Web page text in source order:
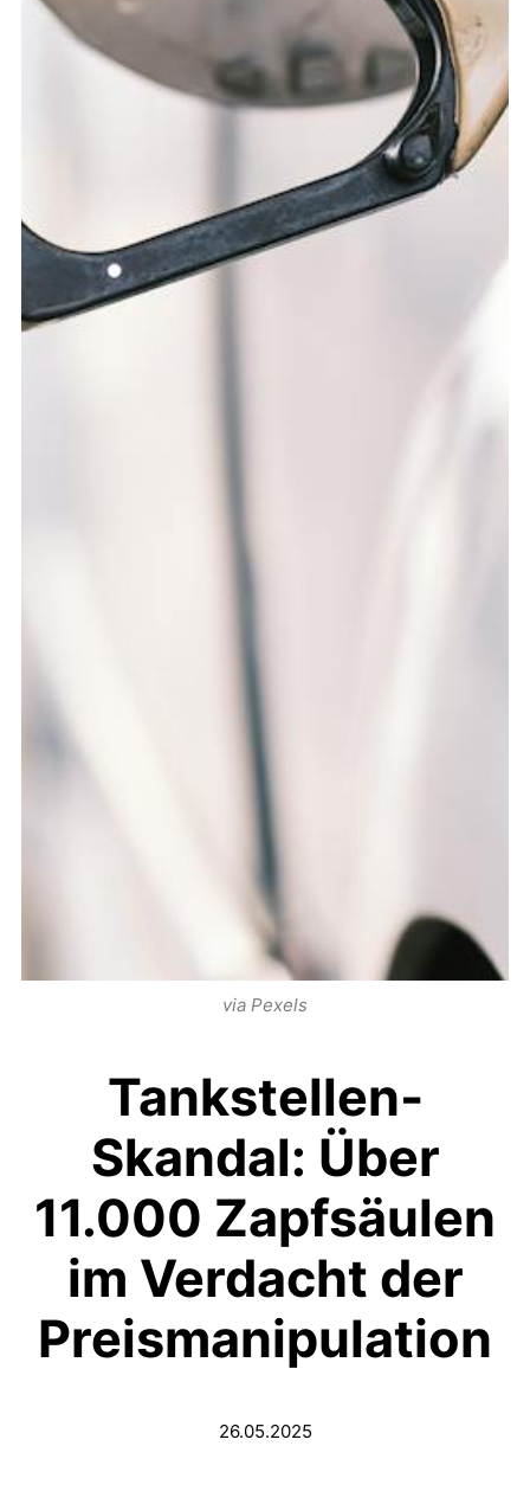
via Pexels
Tankstellen-
Skandal: Über
11.000 Zapfsäulen
im Verdacht der
Preismanipulation
26.05.2025